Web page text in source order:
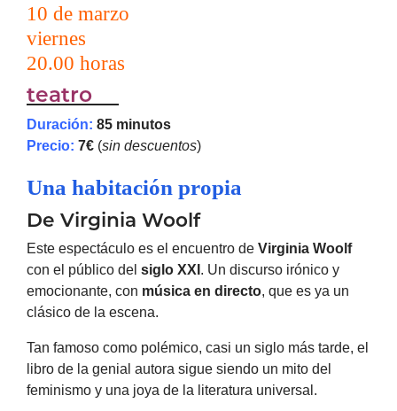
10 de marzo
viernes
20.00 horas
teatro
Duración: 85 minutos
Precio: 7€ (sin descuentos)
Una habitación propia
De Virginia Woolf
Este espectáculo es el encuentro de Virginia Woolf
con el público del siglo XXI . Un discurso irónico y
emocionante, con música en directo, que es ya un
clásico de la escena.
Tan famoso como polémico, casi un siglo más tarde, el
libro de la genial autora sigue siendo un mito del
feminismo y una joya de la literatura universal.